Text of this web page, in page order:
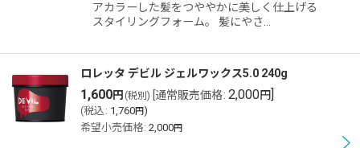
アカラーした髪をつややかに美しく仕上げる
スタイリングフォーム。 髪にやさ…
ロレッタ デビル ジェルワックス5.0 240g
1,600円 (税別) 通常販売価格: 2,000円]
(税込 : 1,760円)
希望小売価格: 2,000円